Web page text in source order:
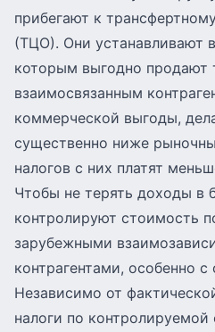
прибегают к
(ТЦО). Они устанавливают
которым выгодно продают
взаимосвязанным
коммерческой выгоды,
существенно ниже
налогов с них платят
Чтобы не терять доходы в
контролируют стоимость
зарубежными
контрагентами, особенно
Независимо от
налоги по контролируемой